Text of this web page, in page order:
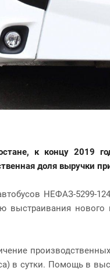
к концу 2019
доля выручки
НЕФАЗ-5299-
в сутки. Помощь в